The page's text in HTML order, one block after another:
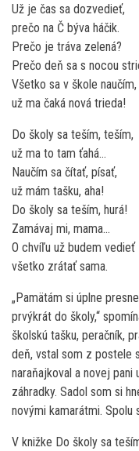
Už je čas sa dozvedieť,
prečo na Č býva háčik.
Prečo je tráva zelená?
Prečo deň sa s nocou
Všetko sa v škole naučím,
už ma čaká nová trieda!
Do školy sa teším, teším,
už ma to tam ťahá…
Naučím sa čítať, písať,
už mám tašku, aha!
Do školy sa teším, hurá!
Zamávaj mi, mama…
O chvíľu už budem vedieť
všetko zrátať sama.
„Pamätám si úplne
prvýkrát do školy,“
školskú tašku, peračník,
deň, vstal som z postele
naraňajkoval a novej
záhradky. Sadol som si
novými kamarátmi. Spolu
V knižke Do školy sa